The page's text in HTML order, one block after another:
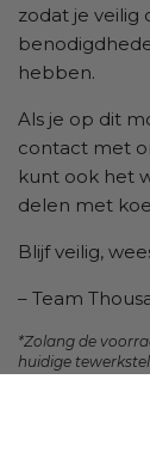
zodat je veilig
hebben.
Als je op dit
contact met
kunt ook het
delen met
Blijf veilig,
– Team
*Zolang de
huidige